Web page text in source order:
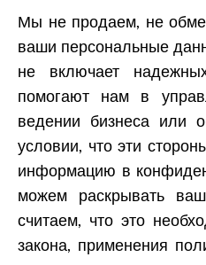
Мы не продаем, не
ваши персональные
не включает
помогают нам в
ведении бизнеса или
условии, что эти
информацию в
можем раскрывать
считаем, что это
закона, применения